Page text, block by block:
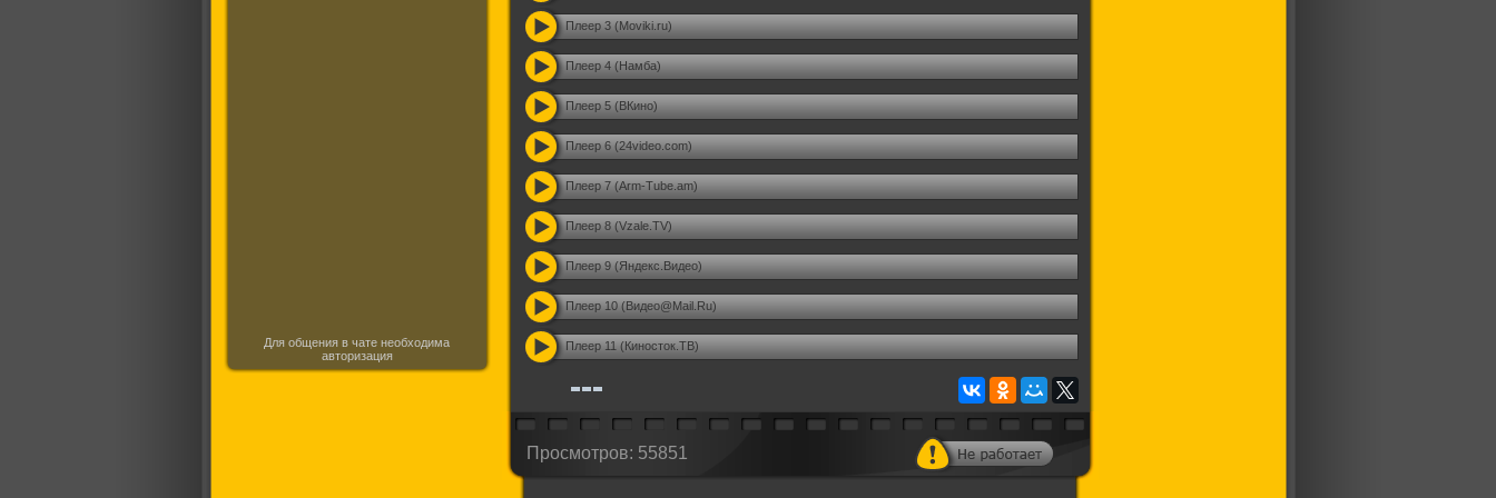
Для общения в чате необходима
авторизация
Плеер 3 (Moviki.ru)
Плеер 4 (Намба)
Плеер 5 (ВКино)
Плеер 6 (24video.com)
Плеер 7 (Arm-Tube.am)
Плеер 8 (Vzale.TV)
Плеер 9 (Яндекс.Видео)
Плеер 10 (Видео@Mail.Ru)
Плеер 11 (Киносток.ТВ)
Просмотров: 55851